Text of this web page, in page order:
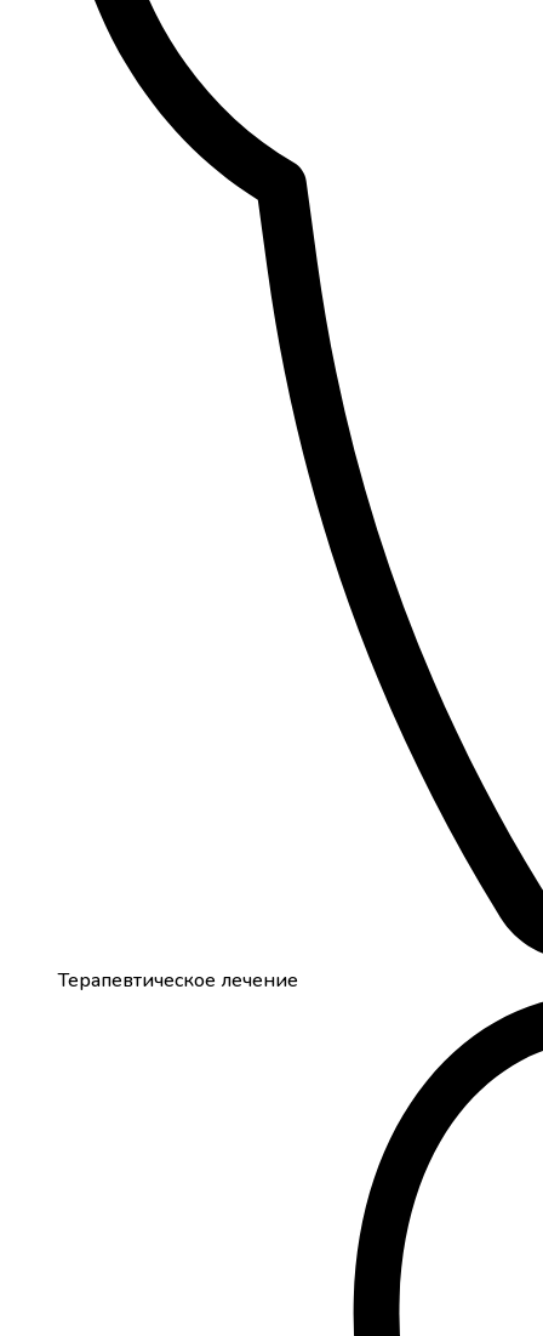
Терапевтическое лечение